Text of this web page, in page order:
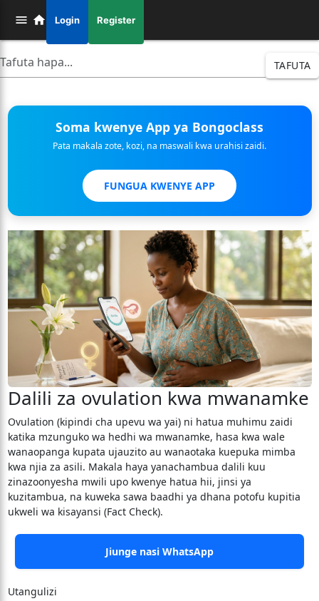
Login Register
TAFUTA
Soma kwenye App ya Bongoclass
Pata makala zote, kozi, na maswali kwa urahisi zaidi.
FUNGUA KWENYE APP
Dalili za ovulation kwa mwanamke
​Ovulation (kipindi cha upevu wa yai) ni hatua muhimu zaidi
katika mzunguko wa hedhi wa mwanamke, hasa kwa wale
wanaopanga kupata ujauzito au wanaotaka kuepuka mimba
kwa njia za asili. Makala haya yanachambua dalili kuu
zinazoonyesha mwili upo kwenye hatua hii, jinsi ya
kuzitambua, na kuweka sawa baadhi ya dhana potofu kupitia
ukweli wa kisayansi (Fact Check).
Jiunge nasi WhatsApp
Utangulizi